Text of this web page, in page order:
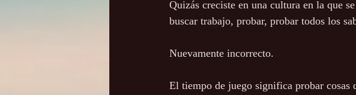
Quizás creciste en una cultura en la que
buscar trabajo, probar, probar todos los
Nuevamente incorrecto.
El tiempo de juego significa probar cosas